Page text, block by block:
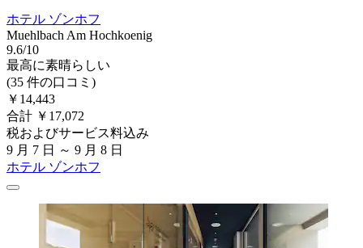
ホテル ゾンホフ
Muehlbach Am Hochkoenig
9.6/10
最高に素晴らしい
(35 件の口コミ)
￥14,443
合計 ￥17,072
税およびサービス料込み
9 月 7 日 ～ 9 月 8 日
ホテル ゾンホフ